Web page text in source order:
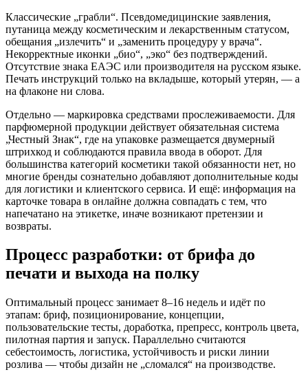
Классические „грабли“. Псевдомедицинские заявления,
путаница между косметическим и лекарственным статусом,
обещания „излечить“ и „заменить процедуру у врача“.
Некорректные иконки „био“, „эко“ без подтверждений.
Отсутствие знака ЕАЭС или производителя на русском языке.
Печать инструкций только на вкладыше, который утерян, — а
на флаконе ни слова.
Отдельно — маркировка средствами прослеживаемости. Для
парфюмерной продукции действует обязательная система
„Честный Знак“, где на упаковке размещается двумерный
штрихкод и соблюдаются правила ввода в оборот. Для
большинства категорий косметики такой обязанности нет, но
многие бренды сознательно добавляют дополнительные коды
для логистики и клиентского сервиса. И ещё: информация на
карточке товара в онлайне должна совпадать с тем, что
напечатано на этикетке, иначе возникают претензии и
возвраты.
Процесс разработки: от брифа до
печати и выхода на полку
Оптимальный процесс занимает 8–16 недель и идёт по
этапам: бриф, позиционирование, концепции,
пользовательские тесты, доработка, препресс, контроль цвета,
пилотная партия и запуск. Параллельно считаются
себестоимость, логистика, устойчивость и риски линии
розлива — чтобы дизайн не „сломался“ на производстве.